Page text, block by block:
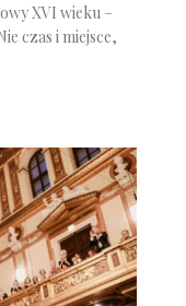
XVI wieku –
czas i miejsce,